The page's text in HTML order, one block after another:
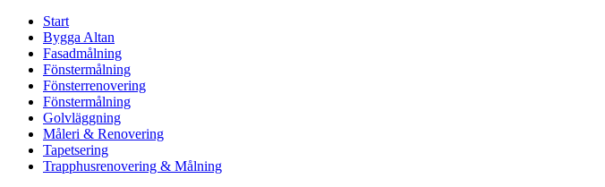
Start
Bygga Altan
Fasadmålning
Fönstermålning
Fönsterrenovering
Fönstermålning
Golvläggning
Måleri & Renovering
Tapetsering
Trapphusrenovering & Målning